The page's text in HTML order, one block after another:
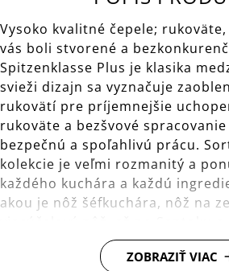
Vysoko kvalitné čepele;
vás boli stvorené a
Spitzenklasse Plus je klasika
svieži dizajn sa vyznačuje
rukovätí pre príjemnejšie
rukoväte a bezšvové
bezpečnú a spoľahlivú prácu.
kolekcie je veľmi rozmanitý a
každého kuchára a každú
akou je nôž šéfkuchára, nôž na
Príprava jedla ešte nikdy nebola
ZOBRAZIŤ VIAC